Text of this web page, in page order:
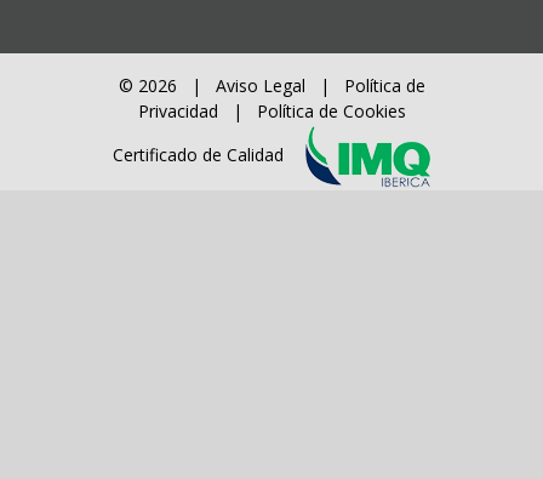
© 2026 | Aviso Legal | Política de
Privacidad | Política de Cookies
Certificado de Calidad